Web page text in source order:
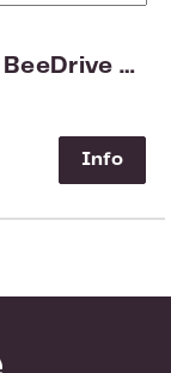
2TB Synology BeeDrive BDS70-2T
Info